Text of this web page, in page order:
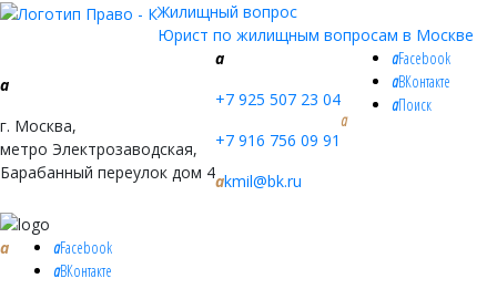
Жилищный вопрос
Юрист по жилищным вопросам в Москве
a
г. Москва,
метро Электрозаводская,
Барабанный переулок дом 4
a
+7 925 507 23 04
+7 916 756 09 91
akmil@bk.ru
a
aFacebook
aВКонтакте
aПоиск
a aFacebook
aВКонтакте